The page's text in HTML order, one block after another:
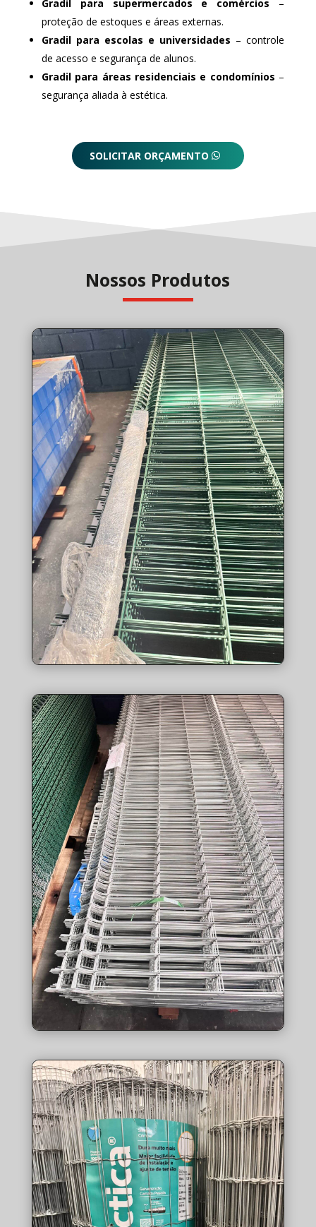
Gradil para supermercados e comércios –
proteção de estoques e áreas externas.
Gradil para escolas e universidades – controle
de acesso e segurança de alunos.
Gradil para áreas residenciais e condomínios –
segurança aliada à estética.
SOLICITAR ORÇAMENTO
Nossos Produtos